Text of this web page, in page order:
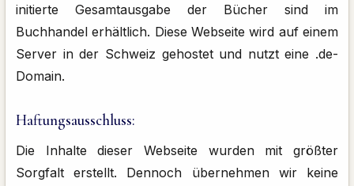
initierte Gesamtausgabe der Bücher sind im
Buchhandel erhältlich. Diese Webseite wird auf einem
Server in der Schweiz gehostet und nutzt eine .de-
Domain.
Haftungsausschluss:
Die Inhalte dieser Webseite wurden mit größter
Sorgfalt erstellt. Dennoch übernehmen wir keine